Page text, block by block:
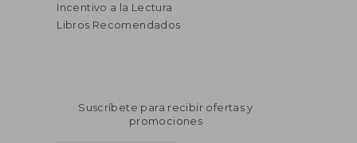
Incentivo a la Lectura
Libros Recomendados
Suscríbete para recibir ofertas y
promociones